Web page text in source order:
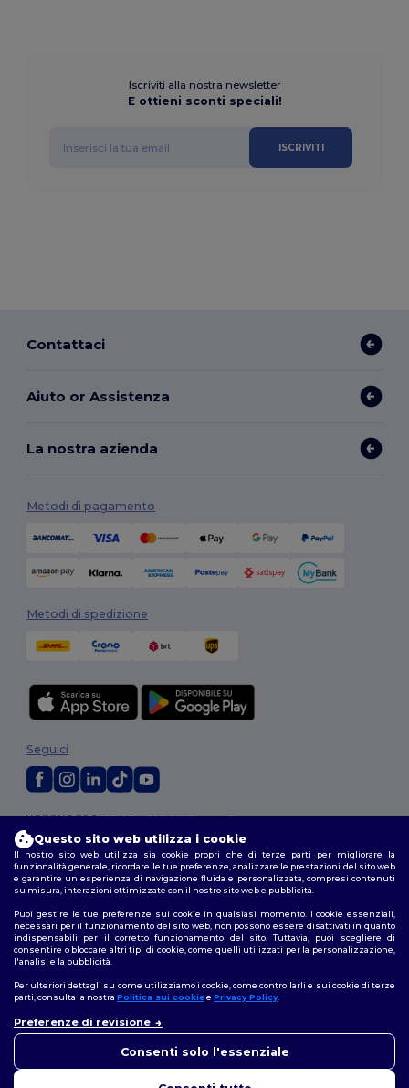
Iscriviti alla nostra newsletter
E ottieni sconti speciali!
ISCRIVITI
Contattaci
Aiuto or Assistenza
La nostra azienda
Metodi di pagamento
Metodi di spedizione
2026. Tutti i diritti riservati
Termini e Condizioni|Politica di personalizzazione
privacy|Politica sui cookie |Site Map
Seguici
Roma |Milano|Napoli|Torino| Palermo|Genova|Bologna
Questo sito web utilizza i cookie
Il nostro sito web utilizza sia cookie propri che di terze parti per migliorare la
funzionalità generale, ricordare le tue preferenze, analizzare le prestazioni del sito web
e garantire un'esperienza di navigazione fluida e personalizzata, compresi contenuti
su misura, interazioni ottimizzate con il nostro sito web e pubblicità.
Puoi gestire le tue preferenze sui cookie in qualsiasi momento. I cookie essenziali,
necessari per il funzionamento del sito web, non possono essere disattivati in quanto
indispensabili per il corretto funzionamento del sito. Tuttavia, puoi scegliere di
consentire o bloccare altri tipi di cookie, come quelli utilizzati per la personalizzazione,
l'analisi e la pubblicità.
Per ulteriori dettagli su come utilizziamo i cookie, come controllarli e sui cookie di terze
parti, consulta la nostra Politica sui cookiee Privacy Policy.
Preferenze di revisione
Consenti solo l'essenziale
puoi contattarci in qualsiasi